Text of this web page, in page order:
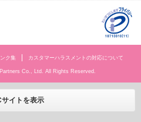
ンク集 カスタマーハラスメントの対応について
Co., Ltd. All Rights Reserved.
サイトを表示